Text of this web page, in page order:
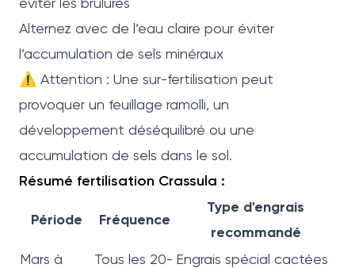
Alternez avec de l’eau claire pour éviter
l’accumulation de sels minéraux
⚠️ Attention : Une sur-fertilisation peut
provoquer un feuillage ramolli, un
développement déséquilibré ou une
accumulation de sels dans le sol.
Résumé fertilisation Crassula :
Période Fréquence
Type d'engrais
recommandé
Mars à
Tous les 20- Engrais spécial cactées